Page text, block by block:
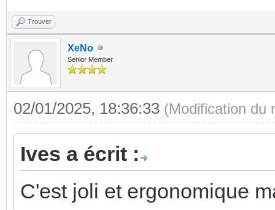
Trouver
XeNo
Senior Member
02/01/2025, 18:36:33 (Modification du
Ives a écrit :
C'est joli et ergonomique